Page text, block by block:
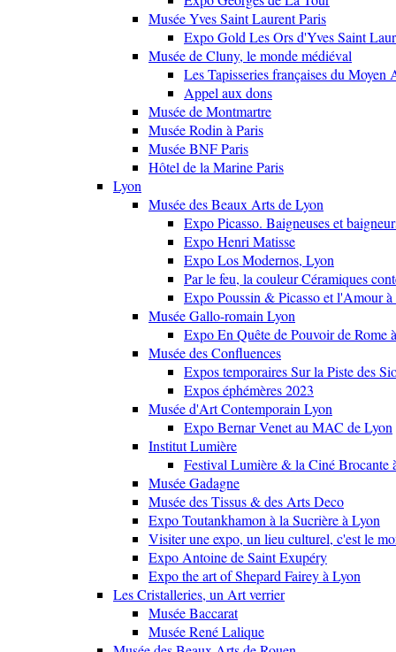
Musée Yves Saint Laurent Paris
Expo Gold Les Ors d'Yves Saint
Musée de Cluny, le monde médiéval
Les Tapisseries françaises du Moyen
Appel aux dons
Musée de Montmartre
Musée Rodin à Paris
Musée BNF Paris
Hôtel de la Marine Paris
Lyon
Musée des Beaux Arts de Lyon
Expo Picasso. Baigneuses et
Expo Henri Matisse
Expo Los Modernos, Lyon
Par le feu, la couleur Céramiques
Expo Poussin & Picasso et l'Amour
Musée Gallo-romain Lyon
Expo En Quête de Pouvoir de Rome
Musée des Confluences
Expos temporaires Sur la Piste des
Expos éphémères 2023
Musée d'Art Contemporain Lyon
Expo Bernar Venet au MAC de Lyon
Institut Lumière
Festival Lumière & la Ciné Brocante
Musée Gadagne
Musée des Tissus & des Arts Deco
Expo Toutankhamon à la Sucrière à Lyon
Visiter une expo, un lieu culturel, c'est le
Expo Antoine de Saint Exupéry
Expo the art of Shepard Fairey à Lyon
Les Cristalleries, un Art verrier
Musée Baccarat
Musée René Lalique